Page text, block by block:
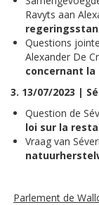
Ravyts aan
Questions
Alexander De
concernant
3. 13/07/2023 |
Question de
loi sur la
Vraag van
Parlement de